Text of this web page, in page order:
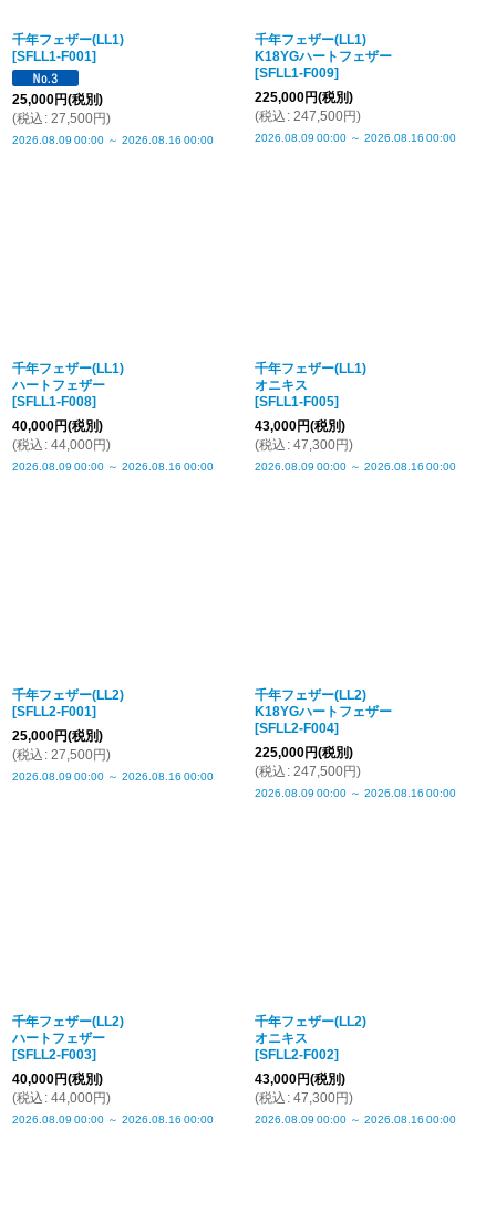
千年フェザー(LL1)
[SFLL1-F001]
25,000円(税別)
(税込 : 27,500円)
2026.08.09 00:00 ～ 2026.08.16 00:00
千年フェザー(LL1)
K18YGハートフェザー
[SFLL1-F009]
225,000円(税別)
(税込 : 247,500円)
2026.08.09 00:00 ～ 2026.08.16 00:00
千年フェザー(LL1)
ハートフェザー
[SFLL1-F008]
40,000円(税別)
(税込 : 44,000円)
2026.08.09 00:00 ～ 2026.08.16 00:00
千年フェザー(LL1)
オニキス
[SFLL1-F005]
43,000円(税別)
(税込 : 47,300円)
2026.08.09 00:00 ～ 2026.08.16 00:00
千年フェザー(LL2)
[SFLL2-F001]
25,000円(税別)
(税込 : 27,500円)
2026.08.09 00:00 ～ 2026.08.16 00:00
千年フェザー(LL2)
K18YGハートフェザー
[SFLL2-F004]
225,000円(税別)
(税込 : 247,500円)
2026.08.09 00:00 ～ 2026.08.16 00:00
千年フェザー(LL2)
ハートフェザー
[SFLL2-F003]
40,000円(税別)
(税込 : 44,000円)
2026.08.09 00:00 ～ 2026.08.16 00:00
千年フェザー(LL2)
オニキス
[SFLL2-F002]
43,000円(税別)
(税込 : 47,300円)
2026.08.09 00:00 ～ 2026.08.16 00:00